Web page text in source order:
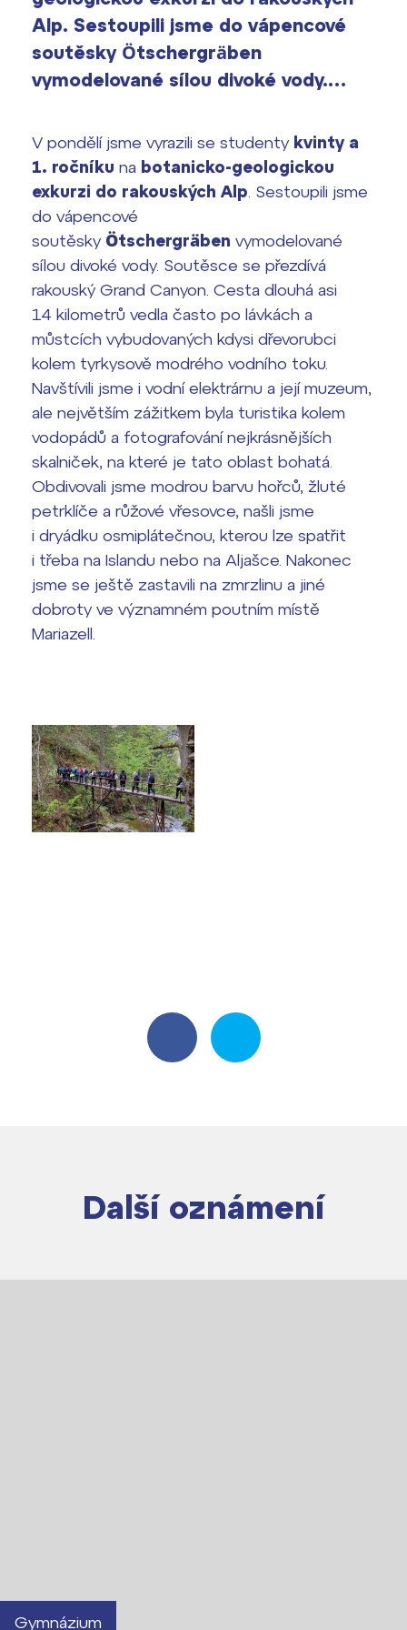
Výsledky 1. kola přijímacího řízení
2026/2027
Maturitní zkoušky
Europass
FOCUSing
Zahraniční stipendia
ČAG studentský
Maturitní témata
Pomoc! Mám problém!
Harmonogram školního roku
Termíny maturit
vyhledávání
Bakaláři
Office 365
Alp. Sestoupili jsme do vápencové
soutěsky Ötschergräben
vymodelované sílou divoké vody.…
V pondělí jsme vyrazili se studenty kvinty a
1. ročníku na botanicko-geologickou
exkurzi do rakouských Alp . Sestoupili jsme
do vápencové
soutěsky Ötschergräben vymodelované
sílou divoké vody. Soutěsce se přezdívá
rakouský Grand Canyon. Cesta dlouhá asi
14 kilometrů vedla často po lávkách a
můstcích vybudovaných kdysi dřevorubci
kolem tyrkysově modrého vodního toku.
Navštívili jsme i vodní elektrárnu a její muzeum,
ale největším zážitkem byla turistika kolem
vodopádů a fotografování nejkrásnějších
skalniček, na které je tato oblast bohatá.
Obdivovali jsme modrou barvu hořců, žluté
petrklíče a růžové vřesovce, našli jsme
i dryádku osmiplátečnou, kterou lze spatřit
i třeba na Islandu nebo na Aljašce. Nakonec
jsme se ještě zastavili na zmrzlinu a jiné
dobroty ve významném poutním místě
Mariazell.
Další oznámení
Gymnázium